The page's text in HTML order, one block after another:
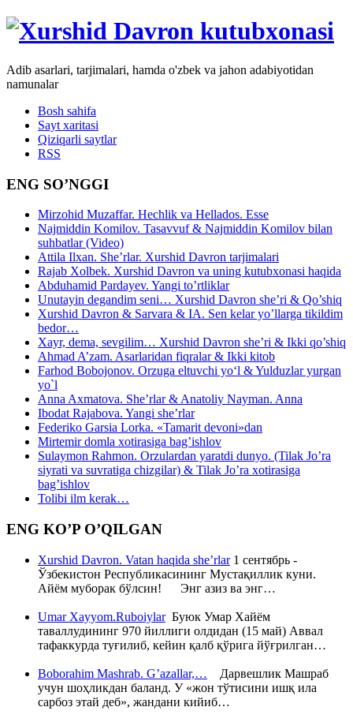
Adib asarlari, tarjimalari, hamda o'zbek va jahon adabiyotidan
namunalar
Bosh sahifa
Sayt xaritasi
Qiziqarli saytlar
RSS
ENG SO’NGGI
Mirzohid Muzaffar. Hechlik va Hellados. Esse
Najmiddin Komilov. Tasavvuf & Najmiddin Komilov bilan
suhbatlar (Video)
Attila Ilxan. She’rlar. Xurshid Davron tarjimalari
Rajab Xolbek. Xurshid Davron va uning kutubxonasi haqida
Abduhamid Pardayev. Yangi to’rtliklar
Unutayin degandim seni… Xurshid Davron she’ri & Qo’shiq
Xurshid Davron & Sarvara & IA. Sen kelar yo’llarga tikildim
bedor…
Xayr, dema, sevgilim… Xurshid Davron she’ri & Ikki qo’shiq
Ahmad A’zam. Asarlaridan fiqralar & Ikki kitob
Farhod Bobojonov. Orzuga eltuvchi yo‘l & Yulduzlar yurgan
yo`l
Anna Axmatova. She’rlar & Anatoliy Nayman. Anna
Ibodat Rajabova. Yangi she’rlar
Federiko Garsia Lorka. «Tamarit devoni»dan
Mirtemir domla xotirasiga bag’ishlov
Sulaymon Rahmon. Orzulardan yaratdi dunyo. (Tilak Jo’ra
siyrati va suvratiga chizgilar) & Tilak Jo’ra xotirasiga
bag’ishlov
Tolibi ilm kerak…
ENG KO’P O’QILGAN
Xurshid Davron. Vatan haqida she’rlar1 сентябрь -
Ўзбекистон Республикасининг Мустақиллик куни.
Айём муборак бўлсин! Энг азиз ва энг…
Umar Xayyom.RuboiylarБуюк Умар Хайём
таваллудининг 970 йиллиги олдидан (15 май) Аввал
тафаккурда туғилиб, кейин қалб қўрига йўғрилган…
Boborahim Mashrab. G’azallar,… Дарвешлик Машраб
учун шоҳликдан баланд. У «жон тўтисини ишқ ила
сарбоз этай деб», жандани кийиб…